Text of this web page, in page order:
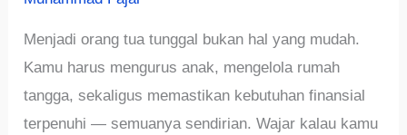
Menjadi orang tua tunggal bukan hal yang mudah.
Kamu harus mengurus anak, mengelola rumah
tangga, sekaligus memastikan kebutuhan finansial
terpenuhi — semuanya sendirian. Wajar kalau kamu